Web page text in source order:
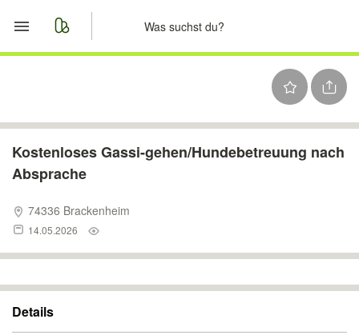
Nachrichten
Kostenloses Gassi-gehen/Hundebetreuung nach
Absprache
74336 Brackenheim
14.05.2026
Details